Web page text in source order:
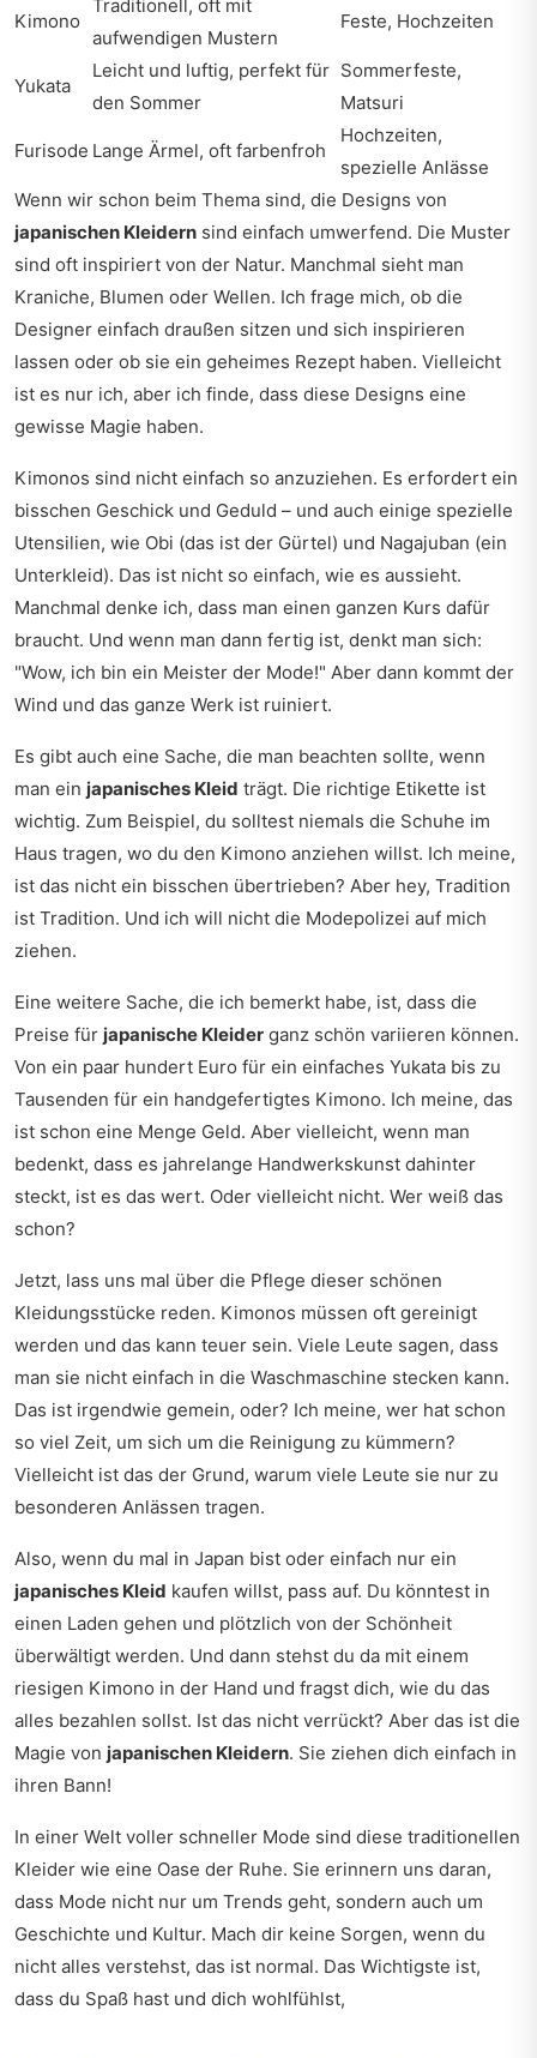
Kimono
Traditionell, oft mit
aufwendigen Mustern
Feste, Hochzeiten
Yukata
Leicht und luftig, perfekt für
den Sommer
Sommerfeste,
Matsuri
Furisode Lange Ärmel, oft farbenfroh
Hochzeiten,
spezielle Anlässe
Wenn wir schon beim Thema sind, die Designs von
japanischen Kleidern sind einfach umwerfend. Die Muster
sind oft inspiriert von der Natur. Manchmal sieht man
Kraniche, Blumen oder Wellen. Ich frage mich, ob die
Designer einfach draußen sitzen und sich inspirieren
lassen oder ob sie ein geheimes Rezept haben. Vielleicht
ist es nur ich, aber ich finde, dass diese Designs eine
gewisse Magie haben.
Kimonos sind nicht einfach so anzuziehen. Es erfordert ein
bisschen Geschick und Geduld – und auch einige spezielle
Utensilien, wie Obi (das ist der Gürtel) und Nagajuban (ein
Unterkleid). Das ist nicht so einfach, wie es aussieht.
Manchmal denke ich, dass man einen ganzen Kurs dafür
braucht. Und wenn man dann fertig ist, denkt man sich:
"Wow, ich bin ein Meister der Mode!" Aber dann kommt der
Wind und das ganze Werk ist ruiniert.
Es gibt auch eine Sache, die man beachten sollte, wenn
man ein japanisches Kleid trägt. Die richtige Etikette ist
wichtig. Zum Beispiel, du solltest niemals die Schuhe im
Haus tragen, wo du den Kimono anziehen willst. Ich meine,
ist das nicht ein bisschen übertrieben? Aber hey, Tradition
ist Tradition. Und ich will nicht die Modepolizei auf mich
ziehen.
Eine weitere Sache, die ich bemerkt habe, ist, dass die
Preise für japanische Kleider ganz schön variieren können.
Von ein paar hundert Euro für ein einfaches Yukata bis zu
Tausenden für ein handgefertigtes Kimono. Ich meine, das
ist schon eine Menge Geld. Aber vielleicht, wenn man
bedenkt, dass es jahrelange Handwerkskunst dahinter
steckt, ist es das wert. Oder vielleicht nicht. Wer weiß das
schon?
Jetzt, lass uns mal über die Pflege dieser schönen
Kleidungsstücke reden. Kimonos müssen oft gereinigt
werden und das kann teuer sein. Viele Leute sagen, dass
man sie nicht einfach in die Waschmaschine stecken kann.
Das ist irgendwie gemein, oder? Ich meine, wer hat schon
so viel Zeit, um sich um die Reinigung zu kümmern?
Vielleicht ist das der Grund, warum viele Leute sie nur zu
besonderen Anlässen tragen.
Also, wenn du mal in Japan bist oder einfach nur ein
japanisches Kleid kaufen willst, pass auf. Du könntest in
einen Laden gehen und plötzlich von der Schönheit
überwältigt werden. Und dann stehst du da mit einem
riesigen Kimono in der Hand und fragst dich, wie du das
alles bezahlen sollst. Ist das nicht verrückt? Aber das ist die
Magie von japanischen Kleidern. Sie ziehen dich einfach in
ihren Bann!
In einer Welt voller schneller Mode sind diese traditionellen
Kleider wie eine Oase der Ruhe. Sie erinnern uns daran,
dass Mode nicht nur um Trends geht, sondern auch um
Geschichte und Kultur. Mach dir keine Sorgen, wenn du
nicht alles verstehst, das ist normal. Das Wichtigste ist,
dass du Spaß hast und dich wohlfühlst,